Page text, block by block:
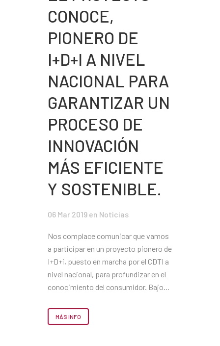
CONOCE,
PIONERO DE
I+D+I A NIVEL
NACIONAL PARA
GARANTIZAR UN
PROCESO DE
INNOVACIÓN
MÁS EFICIENTE
Y SOSTENIBLE.
06 Mar 2019 en Noticias
Nos complace comunicar que vamos
a participar en un proyecto pionero de
I+D+i, puesto en marcha por el CDTI a
nivel nacional, para profundizar en el
conocimiento del consumidor. Bajo...
MÁS INFO